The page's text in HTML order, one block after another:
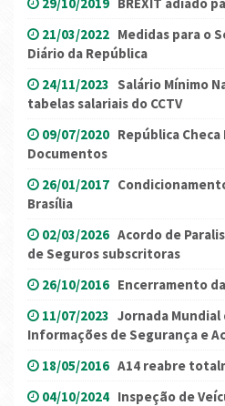
21/03/2022 Medidas para o
Diário da República
24/11/2023 Salário Mínimo
tabelas salariais do CCTV
09/07/2020 República Checa
Documentos
26/01/2017
Brasília
02/03/2026 Acordo de
de Seguros subscritoras
26/10/2016 Encerramento
11/07/2023 Jornada
Informações de Segurança e
18/05/2016 A14 reabre
04/10/2024 Inspeção de